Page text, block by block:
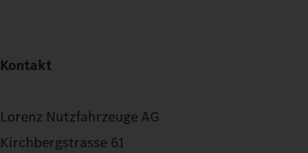
Kontakt
Lorenz Nutzfahrzeuge AG
Kirchbergstrasse 61